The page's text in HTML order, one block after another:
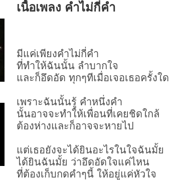
เนื้อเพลง คำไม่กี่คำ
มีแค่เพียงคำไม่กี่คำ
ที่ทำให้ฉันนั้น ลำบากใจ
และก็อึดอัด ทุกๆทีเมื่อเจอเธอครั้งใด
เพราะฉันนั้นรู้ คำหนึ่งคำ
นั้นอาจจะทำให้เพื่อนที่เคยชิดใกล้
ต้องห่างและก็อาจจะหายไป
แต่เธอยังจะได้ยินอะไรในใจฉันมั้ย
ได้ยินฉันมั้ย ว่าอึดอัดใจแค่ไหน
ที่ต้องเก็บกดคำๆนี้ ให้อยู่แค่หัวใจ